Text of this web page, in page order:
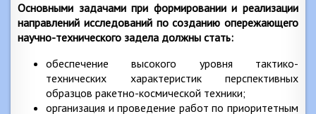
Основными задачами при формировании и реализации
направлений исследований по созданию опережающего
научно-технического задела должны стать:
обеспечение высокого уровня тактико-
технических характеристик перспективных
образцов ракетно-космической техники;
организация и проведение работ по приоритетным